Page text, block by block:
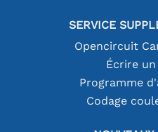
SERVICE
Opencircuit
Écrire
Programme
Codage